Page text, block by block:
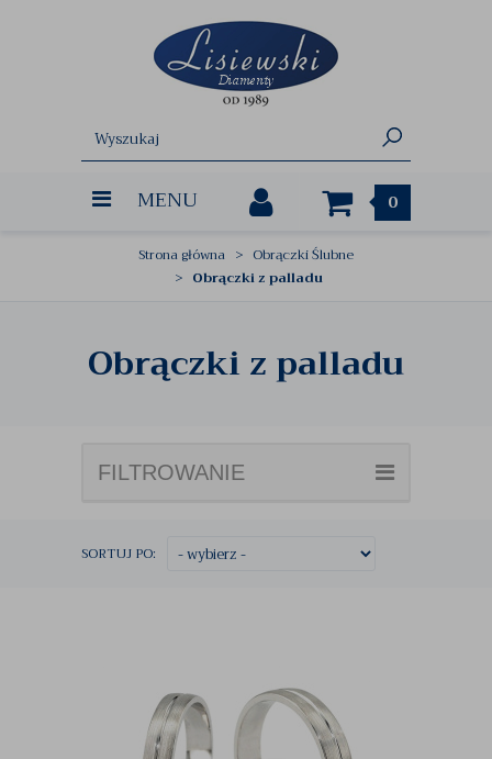
MENU 0
Strona główna
Obrączki Ślubne
Obrączki z palladu
Obrączki z palladu
FILTROWANIE
SORTUJ PO: